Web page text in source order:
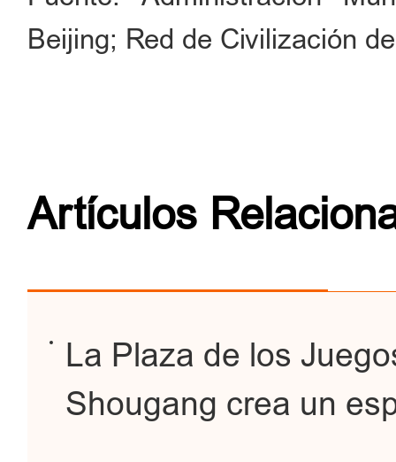
Beijing; Red de Civilización
Artículos
La Plaza de los
Shougang crea un